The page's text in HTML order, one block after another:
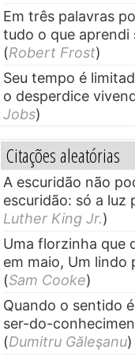
Em três palavras
tudo o que aprendi
(Robert Frost)
Seu tempo é
o desperdice
Jobs)
Citações aleatórias
A escuridão não
escuridão: só a luz
Luther King Jr.)
Uma florzinha que
em maio, Um lindo
(Sam Cooke)
Quando o sentido
ser-do-
(Dumitru Găleşanu)